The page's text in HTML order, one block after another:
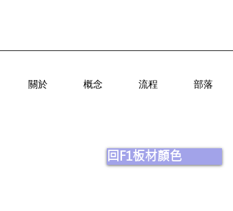
關於 概念 流程 部落
回F1板材顏色